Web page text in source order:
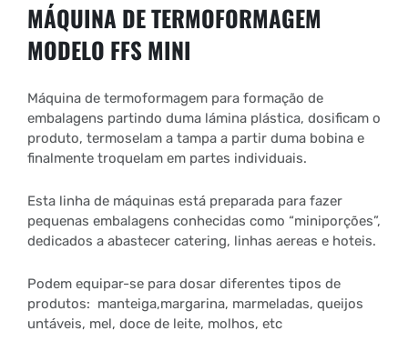
MÁQUINA DE TERMOFORMAGEM
MODELO FFS MINI
Máquina de termoformagem para formação de
embalagens partindo duma lámina plástica, dosificam o
produto, termoselam a tampa a partir duma bobina e
finalmente troquelam em partes individuais.
Esta linha de máquinas está preparada para fazer
pequenas embalagens conhecidas como “miniporções”,
dedicados a abastecer catering, linhas aereas e hoteis.
Podem equipar-se para dosar diferentes tipos de
produtos: manteiga,margarina, marmeladas, queijos
untáveis, mel, doce de leite, molhos, etc